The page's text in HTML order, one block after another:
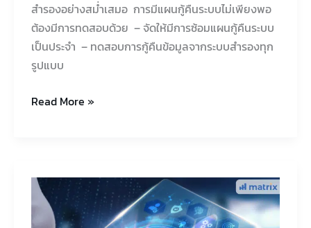
สำรองอย่างสม่ำเสมอ การมีแผนกู้คืนระบบไม่เพียงพอ
ต้องมีการทดสอบด้วย – จัดให้มีการซ้อมแผนกู้คืนระบบ
เป็นประจำ – ทดสอบการกู้คืนข้อมูลจากระบบสำรองทุก
รูปแบบ
Read More »
ข้อ
เสีย